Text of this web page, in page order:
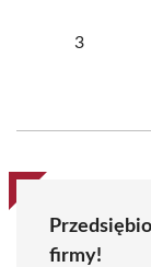
3
firmy!